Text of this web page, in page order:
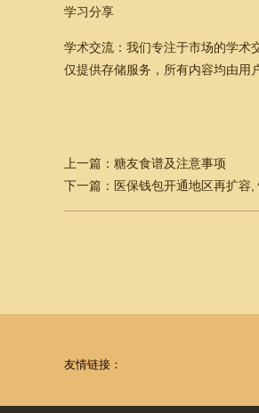
学习分享
学术交流：我们专注于市场的学术
仅提供存储服务，所有内容均由用
上一篇： 糖友食谱及注意事项
下一篇： 医保钱包开通地区再扩容
友情链接：